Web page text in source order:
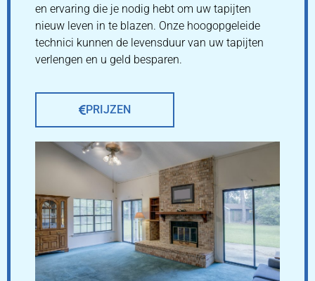
en ervaring die je nodig hebt om uw tapijten
nieuw leven in te blazen. Onze hoogopgeleide
technici kunnen de levensduur van uw tapijten
verlengen en u geld besparen.
PRIJZEN